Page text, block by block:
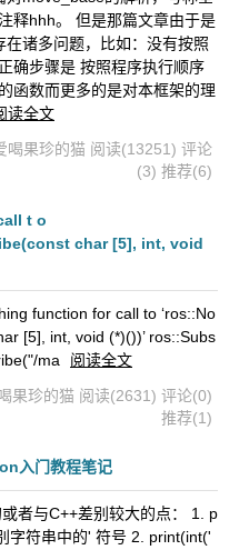
释hhh。 但是那篇文章由于是
诸多问题，比如：没有按照
确步骤是 按照程序执行顺序
函数而更多的是对本框架的理
读全文
喝果珍的猫 阅读(13251) 评论
(3) 推荐(6)
t o
char [5], int, void
function for call to ‘ros::No
[5], int, void (*)())’ ros::Subs
ma
阅读全文
果珍的猫 阅读(2631) 评论(0)
推荐(1)
入门教程笔记
者与C++差别较大的点： 1. p
字符串中的' 符号 2. print(int('